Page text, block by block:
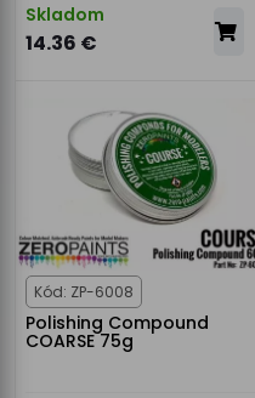
Skladom
14.36 €
Kód: ZP-6008
Polishing Compound
COARSE 75g